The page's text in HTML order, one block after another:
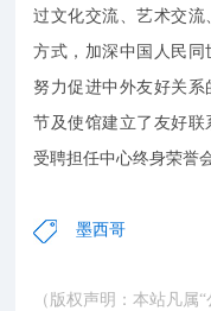
过文化交流、艺术交
方式，加深中国人民同
努力促进中外友好关
节及使馆建立了友好
受聘担任中心终身荣誉
墨西哥
（版权声明：本站凡属